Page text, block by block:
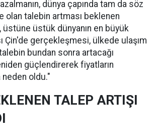
dünya çapında tam da söz
olan talebin artması beklenen
üstüne üstük dünyanın en büyük
Çin'de gerçekleşmesi, ülkede ulaşım
bundan sonra artacağı
güçlendirerek fiyatların
neden oldu."
TALEP ARTIŞI